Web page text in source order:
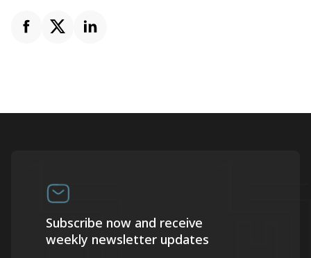
Subscribe now and receive
weekly newsletter updates